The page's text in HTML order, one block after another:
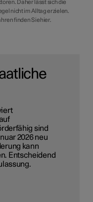
Daher lässt sich die
nicht im Alltag erzielen.
finden Sie hier.
sind
2026 neu
kann
Entscheidend